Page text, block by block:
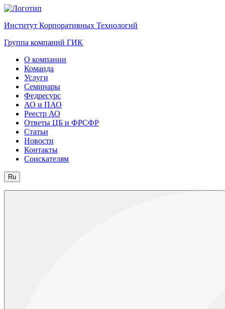
Институт Корпоративных Технологий
Группа компаний ГИК
О компании
Команда
Услуги
Семинары
Федресурс
АО и ПАО
Реестр АО
Ответы ЦБ и ФРСФР
Статьи
Новости
Контакты
Соискателям
Ru